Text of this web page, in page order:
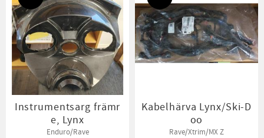
Instrumentsarg främr
e, Lynx
Enduro/Rave
Kabelhärva Lynx/Ski-D
oo
Rave/Xtrim/MX Z